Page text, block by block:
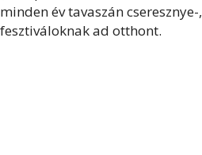
minden év tavaszán
fesztiváloknak ad otthont.